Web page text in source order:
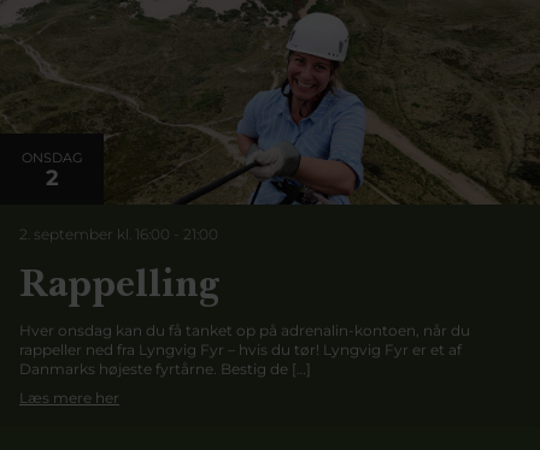
ONSDAG
2
2. september kl. 16:00 - 21:00
Rappelling
Hver onsdag kan du få tanket op på adrenalin-kontoen, når du
rappeller ned fra Lyngvig Fyr – hvis du tør! Lyngvig Fyr er et af
Danmarks højeste fyrtårne. Bestig de […]
Læs mere her